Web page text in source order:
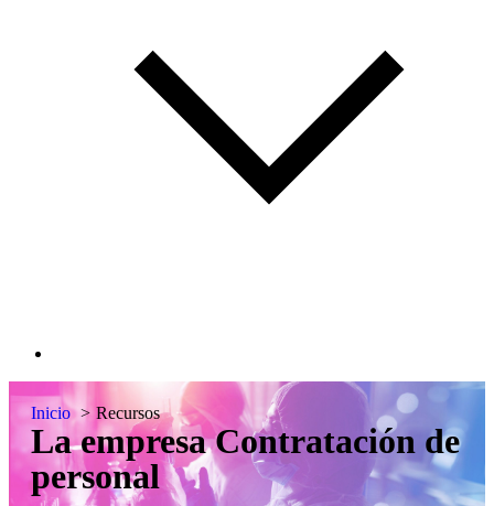
Inicio Recursos
La empresaContratación de
personal